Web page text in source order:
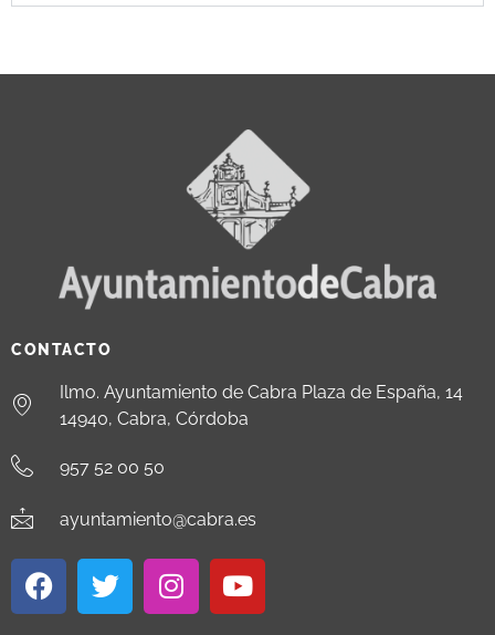
CONTACTO
Ilmo. Ayuntamiento de Cabra Plaza de España, 14
14940, Cabra, Córdoba
957 52 00 50
ayuntamiento@cabra.es